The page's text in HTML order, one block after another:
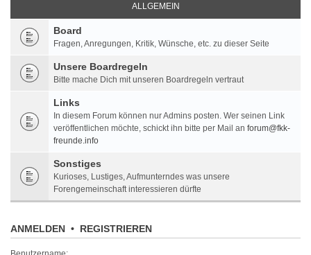
ALLGEMEIN
Board
Fragen, Anregungen, Kritik, Wünsche, etc. zu dieser Seite
Unsere Boardregeln
Bitte mache Dich mit unseren Boardregeln vertraut
Links
In diesem Forum können nur Admins posten. Wer seinen Link
veröffentlichen möchte, schickt ihn bitte per Mail an forum@fkk-
freunde.info
Sonstiges
Kurioses, Lustiges, Aufmunterndes was unsere
Forengemeinschaft interessieren dürfte
ANMELDEN • REGISTRIEREN